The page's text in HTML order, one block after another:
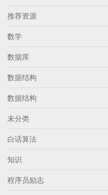
推荐资源
数学
数据库
数据结构
数据结构
未分类
白话算法
知识
程序员励志